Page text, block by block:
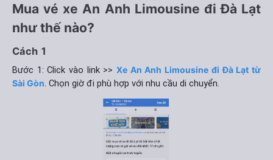
Mua vé xe An Anh Limousine đi Đà Lạt
như thế nào?
Cách 1
Bước 1: Click vào link >> Xe An Anh Limousine đi Đà Lạt từ
Sài Gòn. Chọn giờ đi phù hợp với nhu cầu di chuyển.